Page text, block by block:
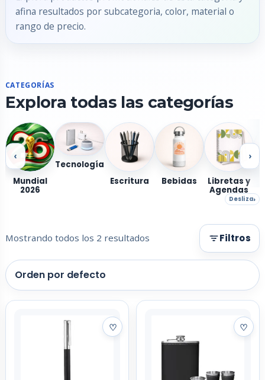
afina resultados por subcategoria, color, material o
rango de precio.
CATEGORÍAS
Explora todas las categorías
‹
Mundial
2026
Tecnología
Escritura
Bebidas Libretas y
Agendas
›
Desliza
Mostrando todos los 2 resultados Filtros